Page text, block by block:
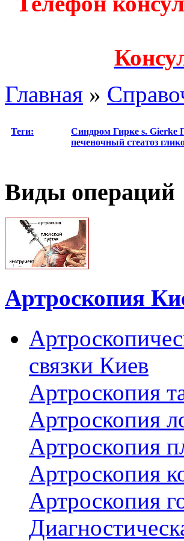
Главная »
Теги: Синдром Гирке s. Gierke
печеночный стеатоз
Виды операций
Артроскопия
связки Киев
Артроскопия
Артроскопия
Артроскопия
Артроскопия
Артроскопия